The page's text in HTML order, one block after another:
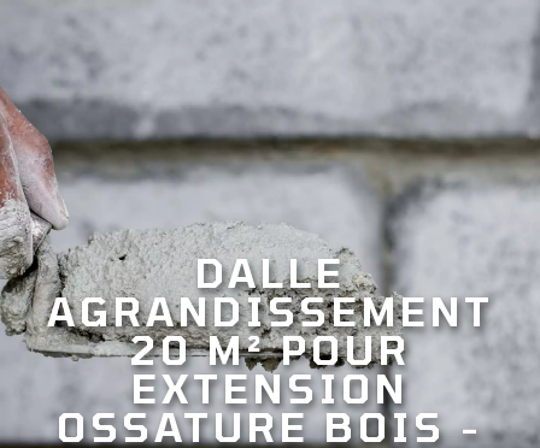
DALLE
AGRANDISSEMENT
20 M² POUR
EXTENSION
OSSATURE BOIS -